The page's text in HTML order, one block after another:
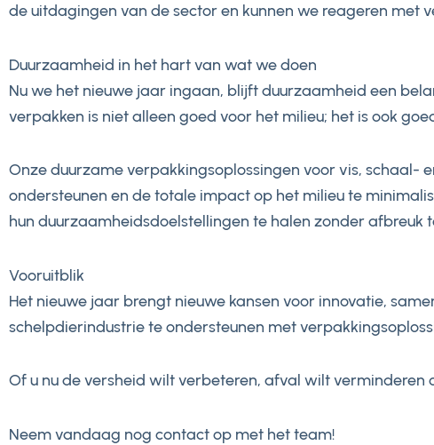
de uitdagingen van de sector en kunnen we reageren met
Duurzaamheid in het hart van wat we doen
Nu we het nieuwe jaar ingaan, blijft duurzaamheid een
verpakken is niet alleen goed voor het milieu; het is ook
Onze duurzame verpakkingsoplossingen voor vis,
ondersteunen en de totale impact op het milieu te
hun duurzaamheidsdoelstellingen te halen zonder afbreuk
Vooruitblik
Het nieuwe jaar brengt nieuwe kansen voor innovatie,
schelpdierindustrie te ondersteunen met
Of u nu de versheid wilt verbeteren, afval wilt
Neem vandaag nog contact op met het team!